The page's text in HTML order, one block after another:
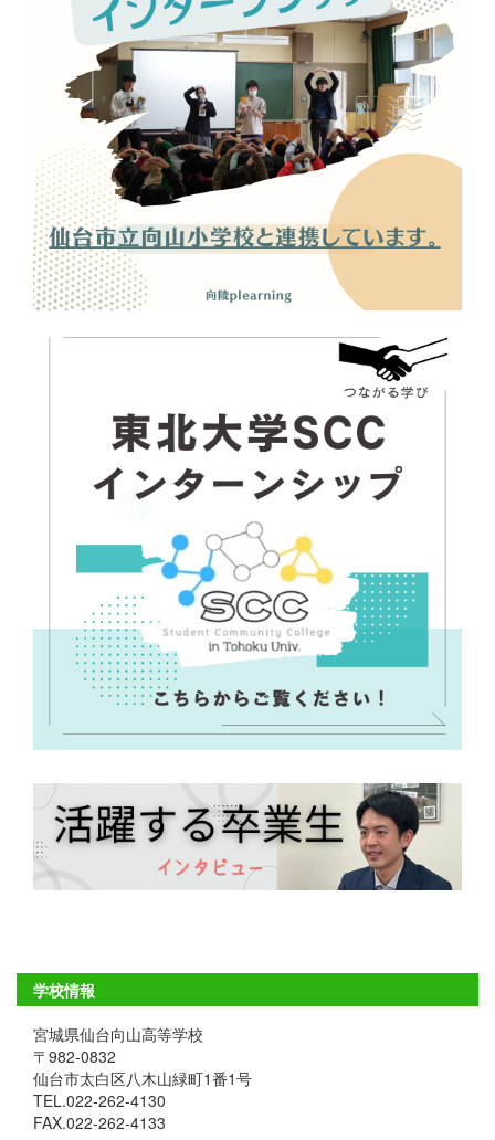
学校情報
宮城県仙台向山高等学校
〒982-0832
仙台市太白区八木山緑町1番1号
TEL.022-262-4130
FAX.022-262-4133